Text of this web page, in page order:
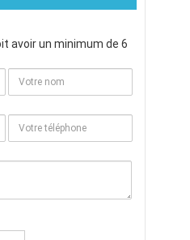
avoir un minimum de 6